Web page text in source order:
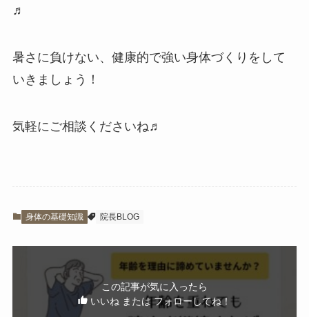
♬
暑さに負けない、健康的で強い身体づくりをして
いきましょう！
気軽にご相談くださいね♬
身体の基礎知識 院長BLOG
この記事が気に入ったら
いいね または フォローしてね！